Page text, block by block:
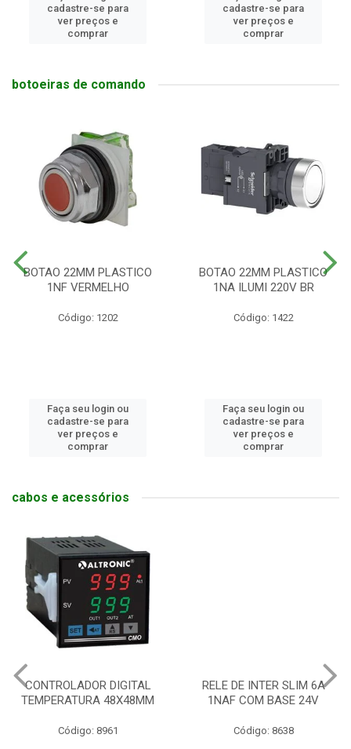
cadastre-se para
ver preços e
comprar
cadastre-se para
ver preços e
comprar
botoeiras de comando
BOTAO 22MM PLASTICO
1NF VERMELHO
Código: 1202
Faça seu login ou
cadastre-se para
ver preços e
comprar
BOTAO 22MM PLASTICO
1NA ILUMI 220V BR
Código: 1422
Faça seu login ou
cadastre-se para
ver preços e
comprar
cabos e acessórios
CONTROLADOR DIGITAL
TEMPERATURA 48X48MM
Código: 8961
RELE DE INTER SLIM 6A
1NAF COM BASE 24V
Código: 8638